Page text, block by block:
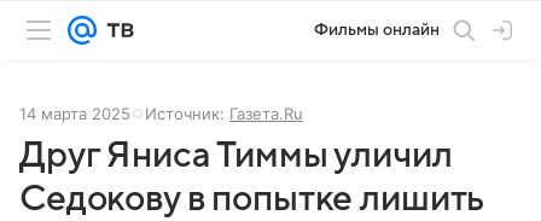
Фильмы онлайн
14 марта 2025 Источник: Газета.Ru
Друг Яниса Тиммы уличил
Седокову в попытке лишить